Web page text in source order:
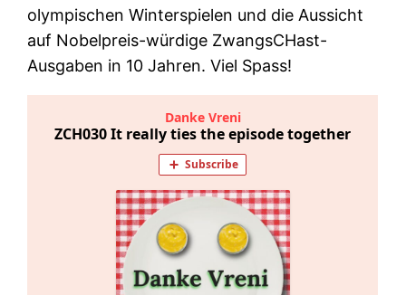
olympischen Winterspielen und die Aussicht
auf Nobelpreis-würdige ZwangsCHast-
Ausgaben in 10 Jahren. Viel Spass!